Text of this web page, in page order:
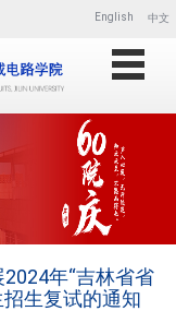
English 中文
年“吉林省省
生复试的通知